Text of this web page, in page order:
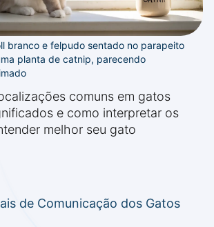
branco e felpudo sentado no parapeito
planta de catnip, parecendo
comuns em gatos
e como interpretar os
melhor seu gato
de Comunicação dos Gatos